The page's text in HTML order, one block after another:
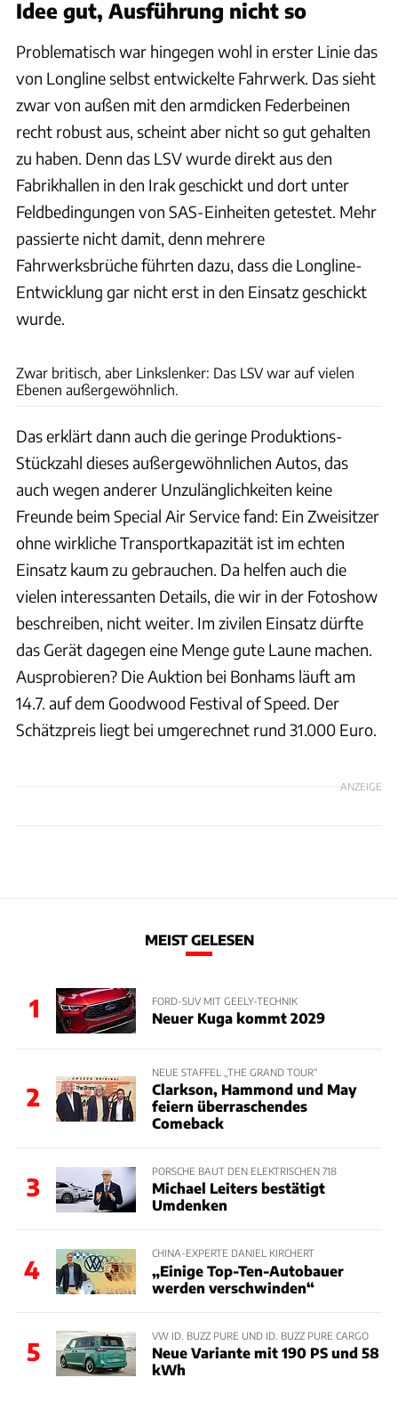
Idee gut, Ausführung nicht so
Problematisch war hingegen wohl in erster Linie das
von Longline selbst entwickelte Fahrwerk. Das sieht
zwar von außen mit den armdicken Federbeinen
recht robust aus, scheint aber nicht so gut gehalten
zu haben. Denn das LSV wurde direkt aus den
Fabrikhallen in den Irak geschickt und dort unter
Feldbedingungen von SAS-Einheiten getestet. Mehr
passierte nicht damit, denn mehrere
Fahrwerksbrüche führten dazu, dass die Longline-
Entwicklung gar nicht erst in den Einsatz geschickt
wurde.
Zwar britisch, aber Linkslenker: Das LSV war auf vielen
Ebenen außergewöhnlich.
Das erklärt dann auch die geringe Produktions-
Stückzahl dieses außergewöhnlichen Autos, das
auch wegen anderer Unzulänglichkeiten keine
Freunde beim Special Air Service fand: Ein Zweisitzer
ohne wirkliche Transportkapazität ist im echten
Einsatz kaum zu gebrauchen. Da helfen auch die
vielen interessanten Details, die wir in der Fotoshow
beschreiben, nicht weiter. Im zivilen Einsatz dürfte
das Gerät dagegen eine Menge gute Laune machen.
Ausprobieren? Die Auktion bei Bonhams läuft am
14.7. auf dem Goodwood Festival of Speed. Der
Schätzpreis liegt bei umgerechnet rund 31.000 Euro.
ANZEIGE
MEIST GELESEN
1 FORD-SUV MIT GEELY-TECHNIK
Neuer Kuga kommt 2029
2
NEUE STAFFEL „THE GRAND TOUR“
Clarkson, Hammond und May
feiern überraschendes
Comeback
3
PORSCHE BAUT DEN ELEKTRISCHEN 718
Michael Leiters bestätigt
Umdenken
4
CHINA-EXPERTE DANIEL KIRCHERT
„Einige Top-Ten-Autobauer
werden verschwinden“
5
VW ID. BUZZ PURE UND ID. BUZZ PURE CARGO
Neue Variante mit 190 PS und 58
kWh